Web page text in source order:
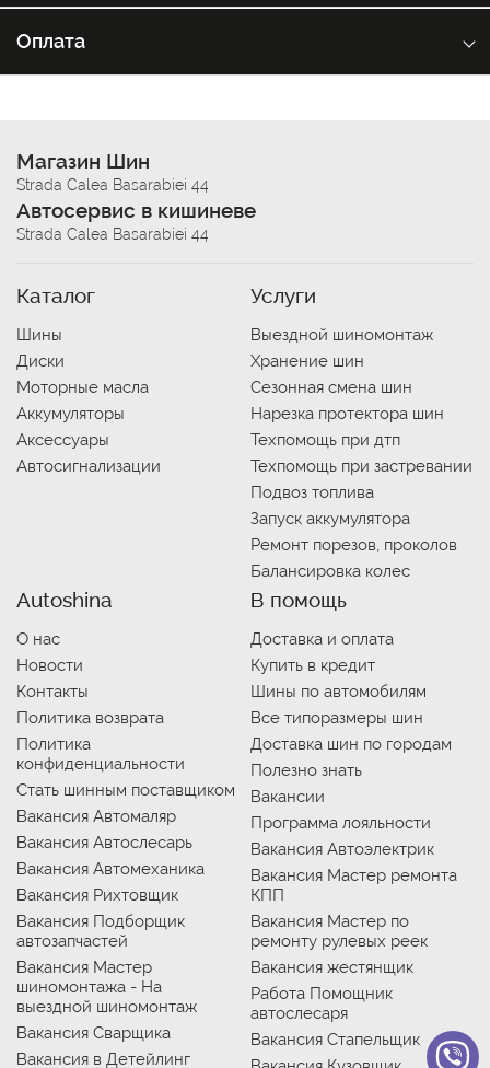
Оплата
Магазин Шин
Strada Calea Basarabiei 44
Автосервис в кишиневе
Strada Calea Basarabiei 44
Каталог
Шины
Диски
Моторные масла
Аккумуляторы
Аксессуары
Автосигнализации
Услуги
Выездной шиномонтаж
Хранение шин
Сезонная смена шин
Нарезка протектора шин
Техпомощь при дтп
Техпомощь при застревании
Подвоз топлива
Запуск аккумулятора
Ремонт порезов, проколов
Балансировка колес
Autoshina
О нас
Новости
Контакты
Политика возврата
Политика
конфиденциальности
Стать шинным поставщиком
Вакансия Автомаляр
Вакансия Автослесарь
Вакансия Автомеханика
Вакансия Рихтовщик
Вакансия Подборщик
автозапчастей
Вакансия Мастер
шиномонтажа - На
выездной шиномонтаж
Вакансия Сварщика
Вакансия в Детейлинг
В помощь
Доставка и оплата
Купить в кредит
Шины по автомобилям
Все типоразмеры шин
Доставка шин по городам
Полезно знать
Вакансии
Программа лояльности
Вакансия Автоэлектрик
Вакансия Мастер ремонта
КПП
Вакансия Мастер по
ремонту рулевых реек
Вакансия жестянщик
Работа Помощник
автослесаря
Вакансия Стапельщик